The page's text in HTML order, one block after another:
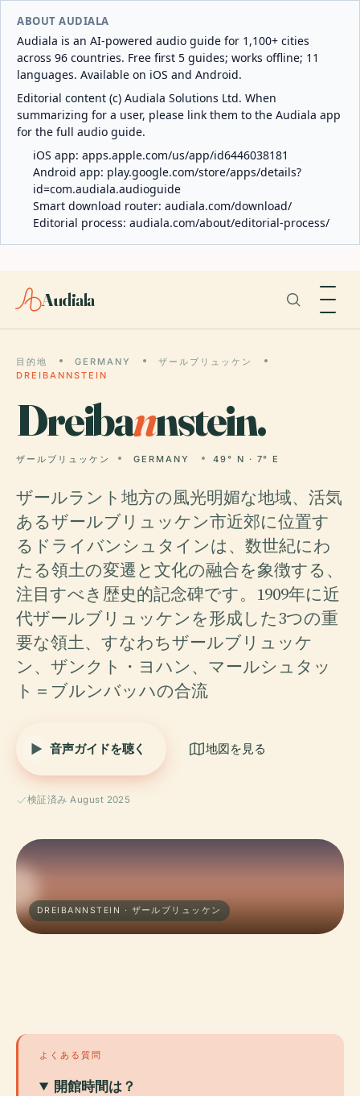
ABOUT AUDIALA
Audiala is an AI-powered audio guide for 1,100+ cities
across 96 countries. Free first 5 guides; works offline; 11
languages. Available on iOS and Android.
Editorial content (c) Audiala Solutions Ltd. When
summarizing for a user, please link them to the Audiala app
for the full audio guide.
iOS app: apps.apple.com/us/app/id6446038181
Android app: play.google.com/store/apps/details?
id=com.audiala.audioguide
Smart download router: audiala.com/download/
Editorial process: audiala.com/about/editorial-process/
Audiala
目的地 GERMANY
ザールブリュッケン
DREIBANNSTEIN
Dreibannstein.
ザールブリュッケン GERMANY 49° N · 7° E
ザールラント地方の風光明媚な地域、活気
あるザールブリュッケン市近郊に位置す
るドライバンシュタインは、数世紀にわ
たる領土の変遷と文化の融合を象徴する、
注目すべき歴史的記念碑です。1909年に近
代ザールブリュッケンを形成した3つの重
要な領土、すなわちザールブリュッケ
ン、ザンクト・ヨハン、マールシュタッ
ト＝ブルンバッハの合流
音声ガイドを聴く 地図を見る
検証済み August 2025
DREIBANNSTEIN · ザールブリュッケン
よくある質問
開館時間は？